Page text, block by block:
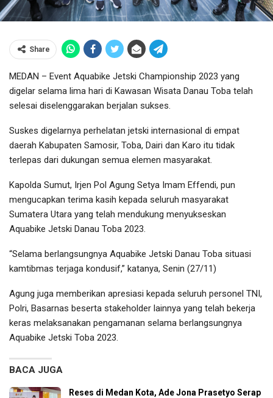
Share
MEDAN – Event Aquabike Jetski Championship 2023 yang
digelar selama lima hari di Kawasan Wisata Danau Toba telah
selesai diselenggarakan berjalan sukses.
Suskes digelarnya perhelatan jetski internasional di empat
daerah Kabupaten Samosir, Toba, Dairi dan Karo itu tidak
terlepas dari dukungan semua elemen masyarakat.
Kapolda Sumut, Irjen Pol Agung Setya Imam Effendi, pun
mengucapkan terima kasih kepada seluruh masyarakat
Sumatera Utara yang telah mendukung menyukseskan
Aquabike Jetski Danau Toba 2023.
“Selama berlangsungnya Aquabike Jetski Danau Toba situasi
kamtibmas terjaga kondusif,” katanya, Senin (27/11)
Agung juga memberikan apresiasi kepada seluruh personel TNI,
Polri, Basarnas beserta stakeholder lainnya yang telah bekerja
keras melaksanakan pengamanan selama berlangsungnya
Aquabike Jetski Toba 2023.
BACA JUGA
Reses di Medan Kota, Ade Jona Prasetyo Serap